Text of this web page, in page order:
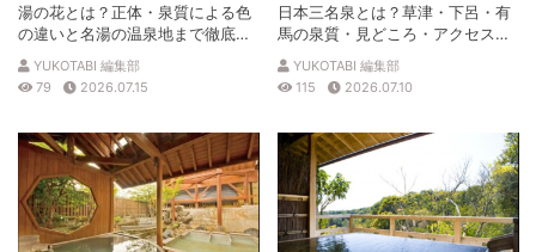
湯の花とは？正体・泉質による色
の違いと名湯の温泉地まで徹底解
説
YUKOTABI 編集部
79
2026.07.15
日本三名泉とは？草津・下呂・有
馬の泉質・見どころ・アクセスを
徹底解説
YUKOTABI 編集部
115
2026.07.10